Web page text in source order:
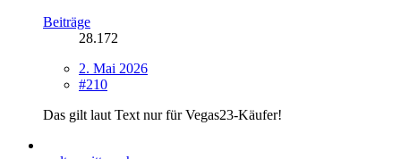
Beiträge
28.172
2. Mai 2026
#210
Das gilt laut Text nur für Vegas23-Käufer!